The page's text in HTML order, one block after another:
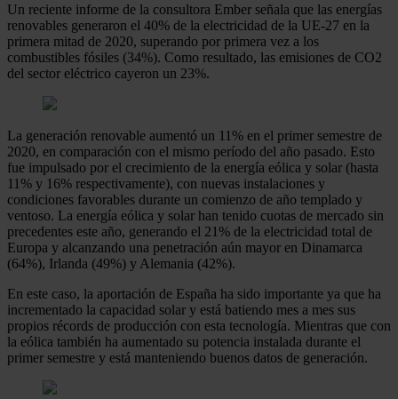
Un reciente informe de la consultora Ember señala que las energías
renovables generaron el 40% de la electricidad de la UE-27 en la
primera mitad de 2020, superando por primera vez a los
combustibles fósiles (34%). Como resultado, las emisiones de CO2
del sector eléctrico cayeron un 23%.
La generación renovable aumentó un 11% en el primer semestre de
2020, en comparación con el mismo período del año pasado. Esto
fue impulsado por el crecimiento de la energía eólica y solar (hasta
11% y 16% respectivamente), con nuevas instalaciones y
condiciones favorables durante un comienzo de año templado y
ventoso. La energía eólica y solar han tenido cuotas de mercado sin
precedentes este año, generando el 21% de la electricidad total de
Europa y alcanzando una penetración aún mayor en Dinamarca
(64%), Irlanda (49%) y Alemania (42%).
En este caso, la aportación de España ha sido importante ya que ha
incrementado la capacidad solar y está batiendo mes a mes sus
propios récords de producción con esta tecnología. Mientras que con
la eólica también ha aumentado su potencia instalada durante el
primer semestre y está manteniendo buenos datos de generación.